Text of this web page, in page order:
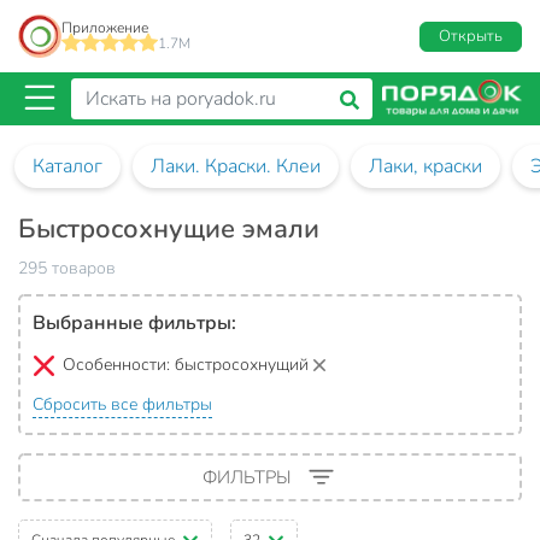
Приложение
1.7M
Открыть
Каталог Лаки. Краски. Клеи Лаки, краски
Быстросохнущие эмали
295 товаров
Выбранные фильтры:
Особенности: быстросохнущий
Сбросить все фильтры
ФИЛЬТРЫ